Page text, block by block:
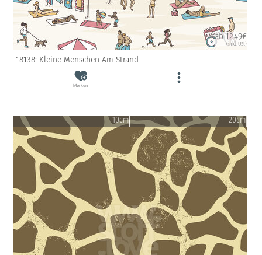
ab 12.49€
(inkl. USt)
18138: Kleine Menschen Am Strand
Merken
10cm 20cm